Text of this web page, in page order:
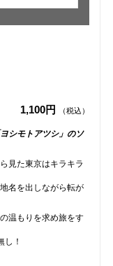
1,100円 （税込）
シモトアツシ」のソ
見た東京はキラキラ
名を出しながら転が
温もりを求め旅をす
し！